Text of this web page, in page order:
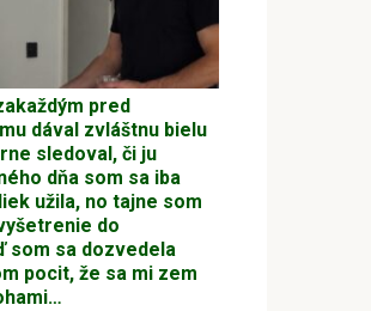
pred
dával zvláštnu bielu
sledoval, či ju
dňa som sa iba
užila, no tajne som
do
som sa dozvedela
pocit, že sa mi zem